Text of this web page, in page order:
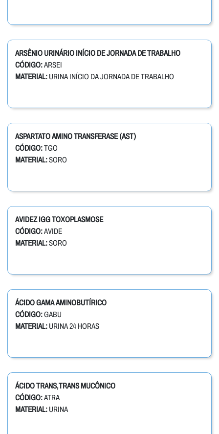
ARSÊNIO URINÁRIO INÍCIO DE JORNADA DE TRABALHO
CÓDIGO:ARSEI
MATERIAL: URINA INÍCIO DA JORNADA DE TRABALHO
ASPARTATO AMINO TRANSFERASE (AST)
CÓDIGO:TGO
MATERIAL:SORO
AVIDEZ IGG TOXOPLASMOSE
CÓDIGO:AVIDE
MATERIAL:SORO
ÁCIDO GAMA AMINOBUTÍRICO
CÓDIGO:GABU
MATERIAL: URINA 24 HORAS
ÁCIDO TRANS,TRANS MUCÔNICO
CÓDIGO:ATRA
MATERIAL: URINA